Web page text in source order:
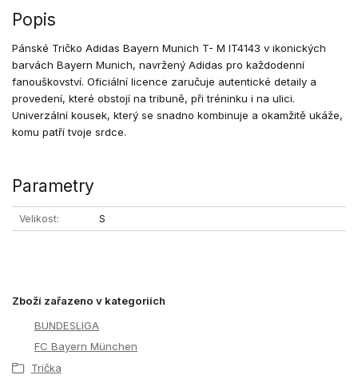
Popis
Pánské Tričko Adidas Bayern Munich T- M IT4143 v ikonických
barvách Bayern Munich, navržený Adidas pro každodenní
fanouškovství. Oficiální licence zaručuje autentické detaily a
provedení, které obstojí na tribuně, při tréninku i na ulici.
Univerzální kousek, který se snadno kombinuje a okamžitě ukáže,
komu patří tvoje srdce.
Parametry
Velikost S
Zboží zařazeno v kategoriích
BUNDESLIGA
FC Bayern München
Trička